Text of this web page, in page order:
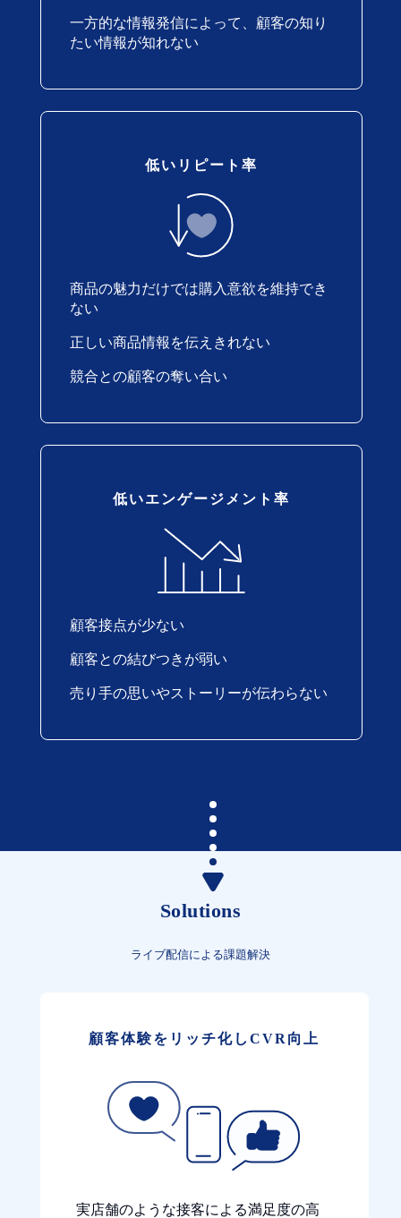
一方的な情報発信によって、顧客の知り
たい情報が知れない
低いリピート率
商品の魅力だけでは購入意欲を維持でき
ない
正しい商品情報を伝えきれない
競合との顧客の奪い合い
低いエンゲージメント率
顧客接点が少ない
顧客との結びつきが弱い
売り手の思いやストーリーが伝わらない
Solutions
ライブ配信による課題解決
顧客体験をリッチ化しCVR向上
実店舗のような接客による満足度の高